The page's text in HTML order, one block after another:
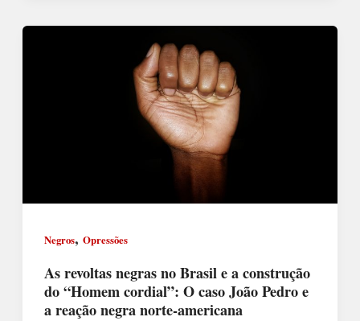
Negros, Opressões
As revoltas negras no Brasil e a construção
do “Homem cordial”: O caso João Pedro e
a reação negra norte-americana